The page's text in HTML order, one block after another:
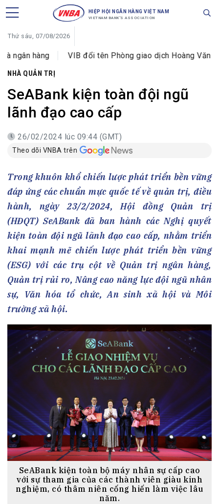
HIỆP HỘI NGÂN HÀNG VIỆT NAM
VIETNAM BANK'S ASSOCIATION
Thứ sáu, 07/08/2026
VIB đổi tên Phòng giao dịch Hoàng Văn Thái
NHÀ QUẢN TRỊ
SeABank kiện toàn đội ngũ
lãnh đạo cao cấp
26/02/2024 lúc 09:44 (GMT)
Theo dõi VNBA trên
Trong khuôn khổ chiến lược phát triển bền vững
đáp ứng các chuẩn mực quốc tế về quản trị, điều
hành, ngày 23/2/2024, Hội đồng Quản trị
(HĐQT) SeABank đã ban hành các Nghị quyết
kiện toàn đội ngũ lãnh đạo cao cấp, nhằm triển
khai mạnh mẽ chiến lược phát triển bền vững
(ESG) với các trụ cột về Quản trị ngân hàng,
Quản trị rủi ro, Nâng cao năng lực đội ngũ nhân
sự, Văn hóa tổ chức, An sinh xã hội và Môi
trường xã hội.
SeABank kiện toàn bộ máy nhân sự cấp cao
với sự tham gia của các thành viên giàu kinh
nghiệm, có thâm niên cống hiến làm việc lâu
năm.